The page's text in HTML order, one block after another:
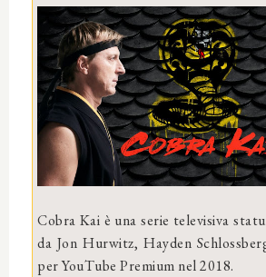
Cobra Kai è una serie televisiva
da Jon Hurwitz, Hayden
per YouTube Premium nel 2018.